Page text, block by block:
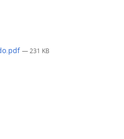
— 231 KB